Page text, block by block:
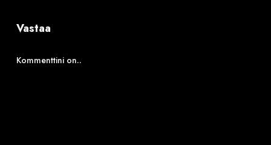
Vastaa
Kommenttini on..